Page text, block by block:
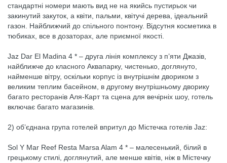
стандартні номери мають вид не на якийсь пустирьок чи
закинутий закуток, а квіти, пальми, квітучі дерева, ідеальний
газон. Найближчий до спільного понтону. Відсутня косметика в
тюбиках, все в дозаторах, але приємної якості.
Jaz Dar El Madina 4 * – друга лінія комплексу з п’яти Джазів,
найближче до класного Аквапарку, чистенько, доглянуто,
найменше вітру, оскільки корпус із внутрішнім двориком з
великим теплим басейном, в другому внутрішньому дворику
багато ресторанів Аля-Карт та сцена для вечірніх шоу, готель
включає багато магазинів.
2) об’єднана група готелей впритул до Містечка готелів Jaz:
Sol Y Mar Reef Resta Marsa Alam 4 * – малесенький, білий в
грецькому стилі, доглянутий, але менше квітів, ніж в Містечку